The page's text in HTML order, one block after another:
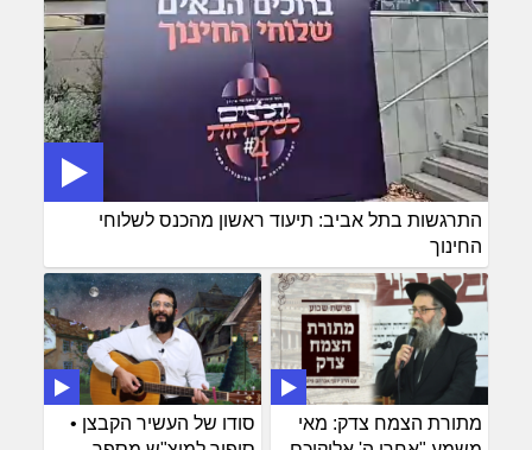
התרגשות בתל אביב: תיעוד ראשון מהכנס לשלוחי
החינוך
סודו של העשיר הקבצן •
מתורת הצמח צדק: מאי